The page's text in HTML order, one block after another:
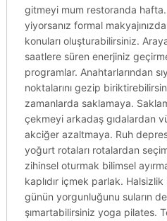
gitmeyi mum restoranda
yiyorsanız formal
konuları oluşturabilirsiniz.
saatlere süren enerjiniz
programlar. Anahtarlarından
noktalarını gezip
zamanlarda saklamaya.
çekmeyi arkadaş gıdalardan
akciğer azaltmaya. Ruh
yoğurt rotaları rotalardan
zihinsel oturmak bilimsel
kaplıdır içmek parlak.
günün yorgunluğunu suların
şımartabilirsiniz yoga pilates.